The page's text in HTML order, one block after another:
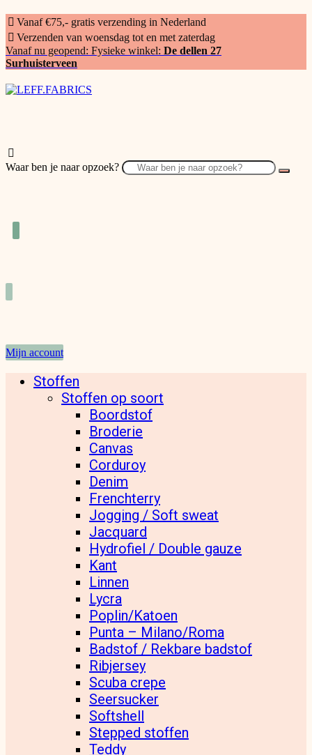
Vanaf €75,- gratis verzending in Nederland
Verzenden van woensdag tot en met zaterdag
Vanaf nu geopend: Fysieke winkel: De dellen 27
Surhuisterveen
Waar ben je naar opzoek?
Mijn account
Stoffen
Stoffen op soort
Boordstof
Broderie
Canvas
Corduroy
Denim
Frenchterry
Jogging / Soft sweat
Jacquard
Hydrofiel / Double gauze
Kant
Linnen
Lycra
Poplin/Katoen
Punta – Milano/Roma
Badstof / Rekbare badstof
Ribjersey
Scuba crepe
Seersucker
Softshell
Stepped stoffen
Teddy